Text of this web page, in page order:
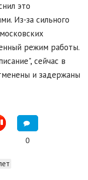
это
Из-за сильного
режим работы.
сейчас в
и задержаны
0